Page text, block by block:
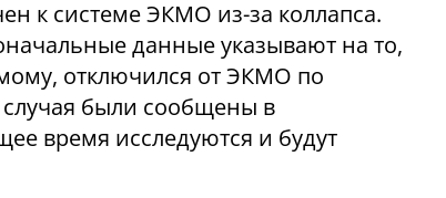
к системе ЭКМО из-за коллапса.
данные указывают на то,
отключился от ЭКМО по
были сообщены в
время исследуются и будут